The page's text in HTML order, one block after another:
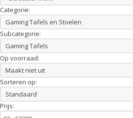
Categorie:
Subcategorie:
Op voorraad:
Sorteren op:
Prijs: